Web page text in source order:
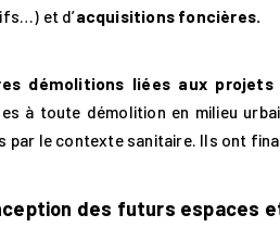
et d’acquisitions foncières.
démolitions liées aux
à toute démolition en milieu
par le contexte sanitaire. Ils ont
des futurs espaces